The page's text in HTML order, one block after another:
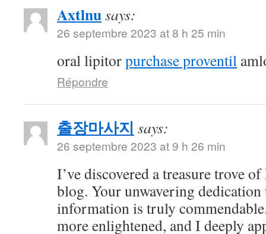
Axtlnusays:
26 septembre 2023 at 8 h 25 min
oral lipitorpurchase proventil
Répondre
출장마사지 says:
26 septembre 2023 at 9 h 26 min
I’ve discovered a treasure trove
blog. Your unwavering
information is truly
more enlightened, and I deeply